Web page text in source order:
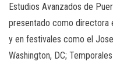
Estudios Avanzados de
presentado como directora
y en festivales como el
Washington, DC;